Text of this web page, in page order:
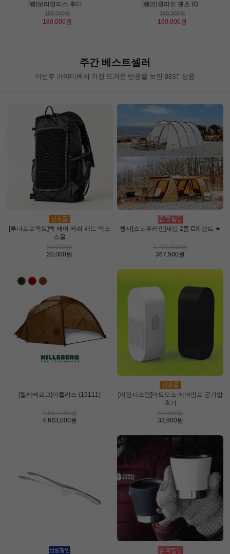
[랩]보리얼리스 후디...
180,000원
180,000원
[랩]인클라인 팬츠 (Q...
160,000원
160,000원
주간 베스트셀러
이번주 가야미에서 가장 뜨거운 반응을 보인 BEST 상품
[루나프로젝트]백 에어 메쉬 패드 엑스
스몰
20,000원
20,000원
행사[스노우라인]새턴 2룸 DX 텐트 ★
1,225,000원
367,500원
[힐레베르그]아틀라스 (15111)
4,663,000원
4,663,000원
[이정시스템]아트모스 에어펌프 공기압
축기
40,000원
33,900원